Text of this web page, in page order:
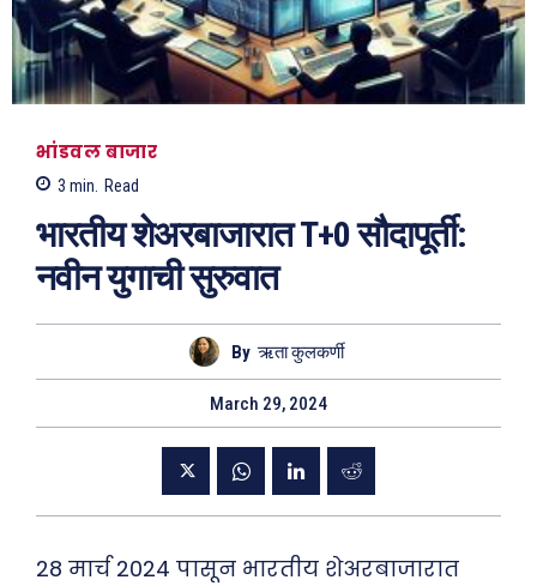
भांडवल बाजार
3 min. Read
भारतीय शेअरबाजारात T+0 सौदापूर्ती:
नवीन युगाची सुरुवात
By ऋता कुलकर्णी
March 29, 2024
28 मार्च 2024 पासून भारतीय शेअरबाजारात